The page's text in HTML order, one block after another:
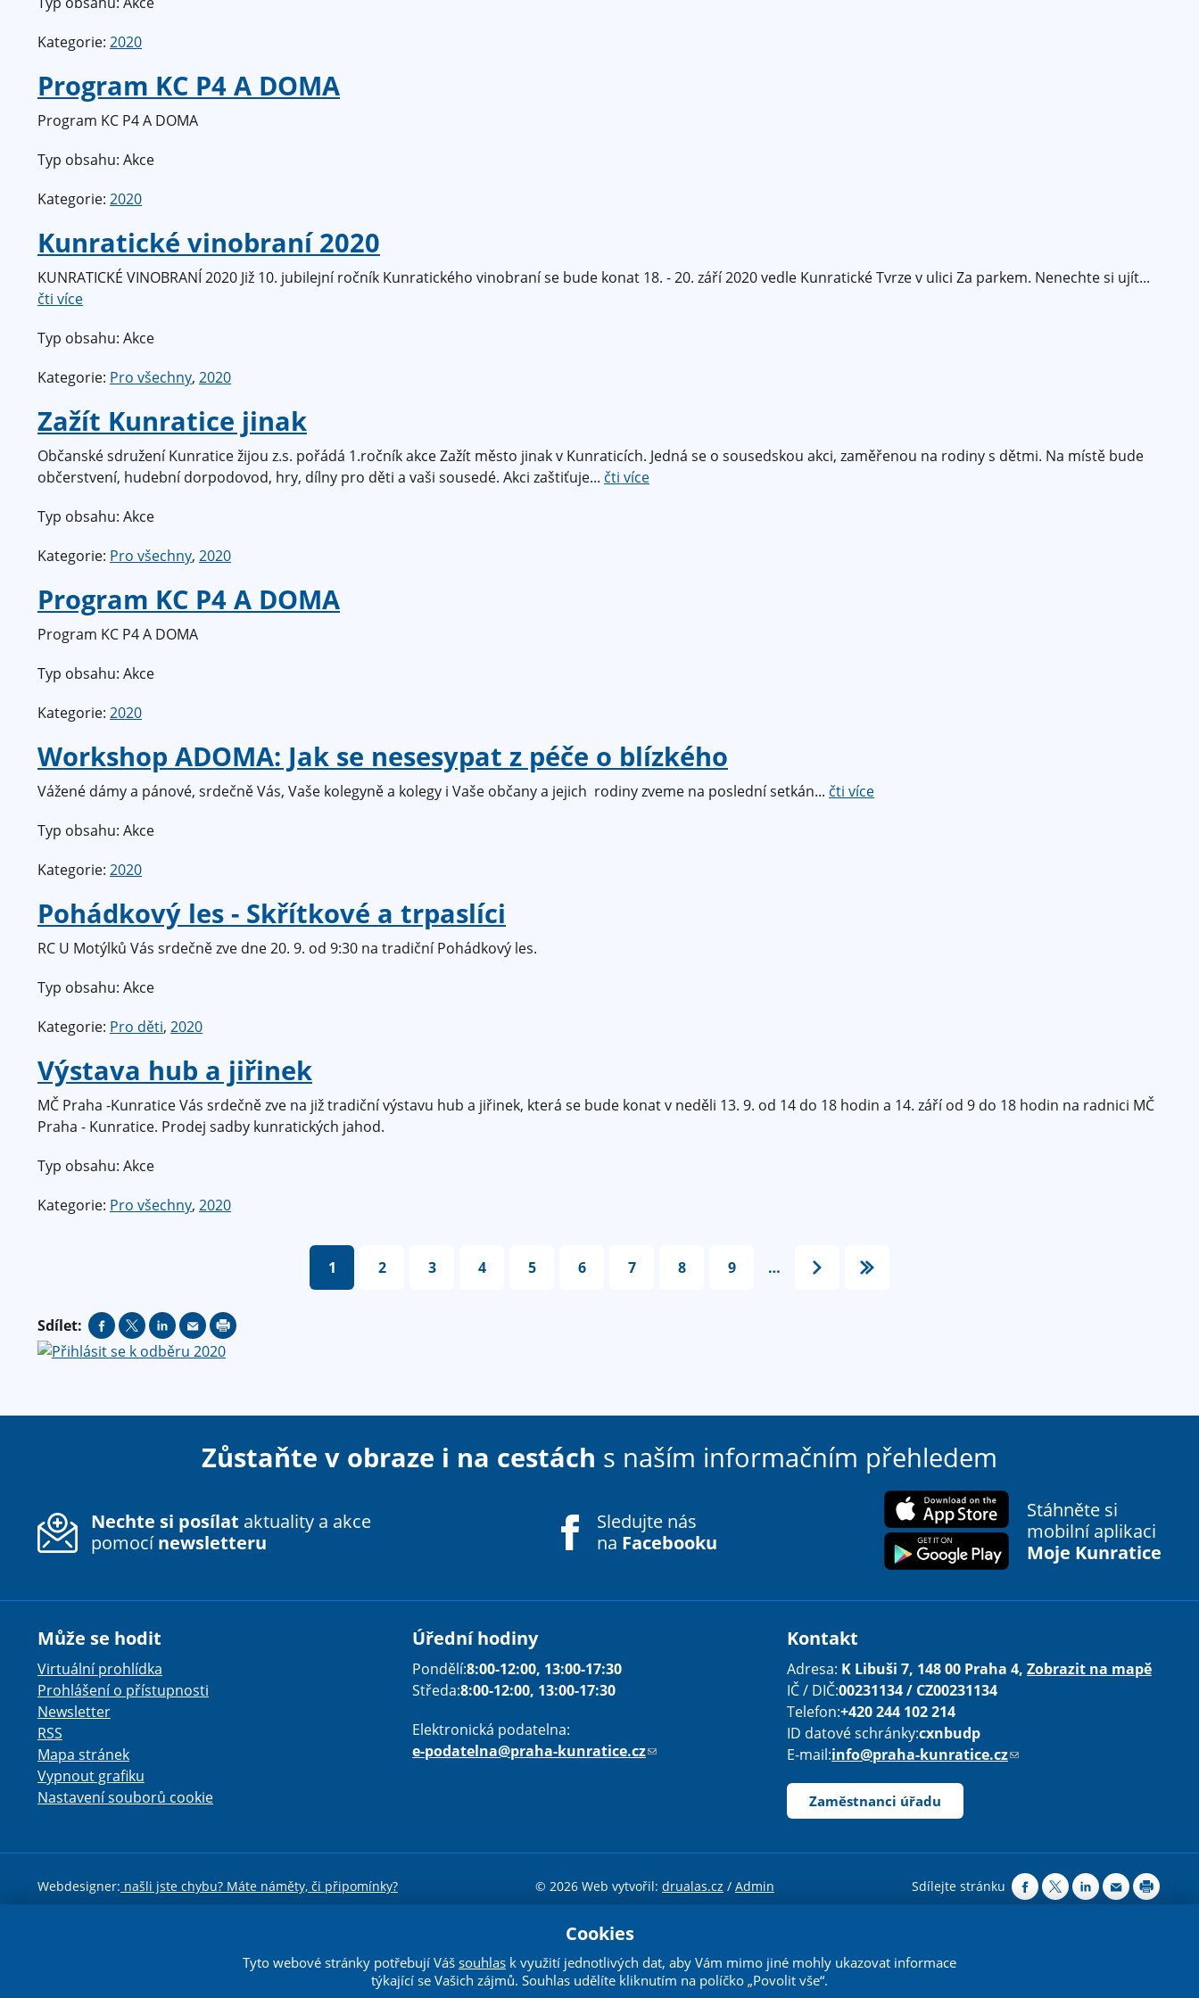
Kategorie: 2020
Program KC P4 A DOMA
Program KC P4 A DOMA
Typ obsahu: Akce
Kategorie: 2020
Kunratické vinobraní 2020
KUNRATICKÉ VINOBRANÍ 2020 Již 10. jubilejní ročník Kunratického vinobraní se bude konat 18. - 20. září 2020 vedle Kunratické Tvrze v ulici Za parkem. Nenechte si ujít...
čti více
Typ obsahu: Akce
Kategorie: Pro všechny, 2020
Zažít Kunratice jinak
Občanské sdružení Kunratice žijou z.s. pořádá 1.ročník akce Zažít město jinak v Kunraticích. Jedná se o sousedskou akci, zaměřenou na rodiny s dětmi. Na místě bude
občerstvení, hudební dorpodovod, hry, dílny pro děti a vaši sousedé. Akci zaštiťuje... čti více
Typ obsahu: Akce
Kategorie: Pro všechny, 2020
Program KC P4 A DOMA
Program KC P4 A DOMA
Typ obsahu: Akce
Kategorie: 2020
Workshop ADOMA: Jak se nesesypat z péče o blízkého
Vážené dámy a pánové, srdečně Vás, Vaše kolegyně a kolegy i Vaše občany a jejich rodiny zveme na poslední setkán... čti více
Typ obsahu: Akce
Kategorie: 2020
Pohádkový les - Skřítkové a trpaslíci
RC U Motýlků Vás srdečně zve dne 20. 9. od 9:30 na tradiční Pohádkový les.
Typ obsahu: Akce
Kategorie: Pro děti, 2020
Výstava hub a jiřinek
MČ Praha -Kunratice Vás srdečně zve na již tradiční výstavu hub a jiřinek, která se bude konat v neděli 13. 9. od 14 do 18 hodin a 14. září od 9 do 18 hodin na radnici MČ
Praha - Kunratice. Prodej sadby kunratických jahod.
Typ obsahu: Akce
Kategorie: Pro všechny, 2020
r
á
k
1 2 3 4 5 6 7 8 9 …
násle posle
Sdílet:
Zůstaňte v obraze i na cestách s naším informačním přehledem
Nechte si posílat aktuality a akce
pomocínewsletteru
Sledujte nás
na Facebooku
Stáhněte si
mobilní aplikaci
Moje Kunratice
Může se hodit
Virtuální prohlídka
Prohlášení o přístupnosti
Newsletter
RSS
Mapa stránek
Vypnout grafiku
Nastavení souborů cookie
Úřední hodiny
Pondělí:8:00-12:00, 13:00-17:30
Středa:8:00-12:00, 13:00-17:30
Elektronická podatelna:
e-podatelna@praha-kunratice.cz(
z
o
d
l
e
Kontakt
Adresa: K Libuši 7, 148 00 Praha 4, Zobrazit na mapě
IČ / DIČ:00231134 / CZ00231134
Telefon:+420 244 102 214
ID datové schránky:cxnbudp
E-mail:info@praha-kunratice.cz(
o
d
Zaměstnanci úřadu
Webdesigner: našli jste chybu? Máte náměty, či připomínky? © 2026 Web vytvořil: drualas.cz / Admin Sdílejte stránku
Creative Commons Uveďte původ-Neužívejte komerčně-Nezpracovávejte 4.0 Mezinárodní License
Cookies
Tyto webové stránky potřebují Váš souhlas k využití jednotlivých dat, aby Vám mimo jiné mohly ukazovat informace
týkající se Vašich zájmů. Souhlas udělíte kliknutím na políčko „Povolit vše“.